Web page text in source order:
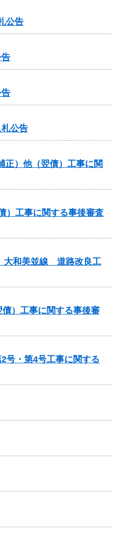
公告
公告
正）他（翌債）工事に関
）工事に関する事後審査
大和美並線 道路改良工
）工事に関する事後審
号・第4号工事に関する